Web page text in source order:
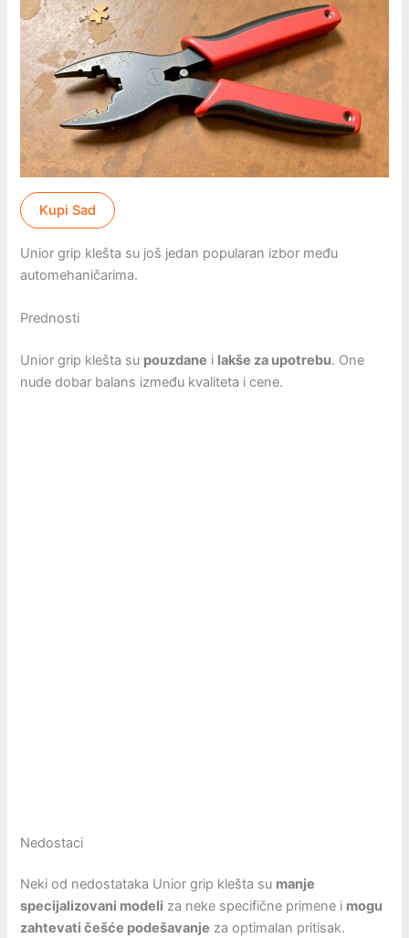
Kupi Sad
Unior grip klešta su još jedan popularan izbor među
automehaničarima.
Prednosti
Unior grip klešta su pouzdane i lakše za upotrebu. One
nude dobar balans između kvaliteta i cene.
Nedostaci
Neki od nedostataka Unior grip klešta su manje
specijalizovani modeli za neke specifične primene i mogu
zahtevati češće podešavanje za optimalan pritisak.